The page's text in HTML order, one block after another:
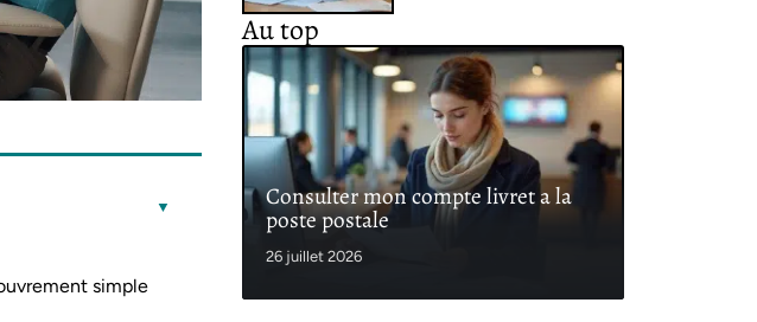
simple
Au top
Consulter mon compte livret a la
poste postale
26 juillet 2026